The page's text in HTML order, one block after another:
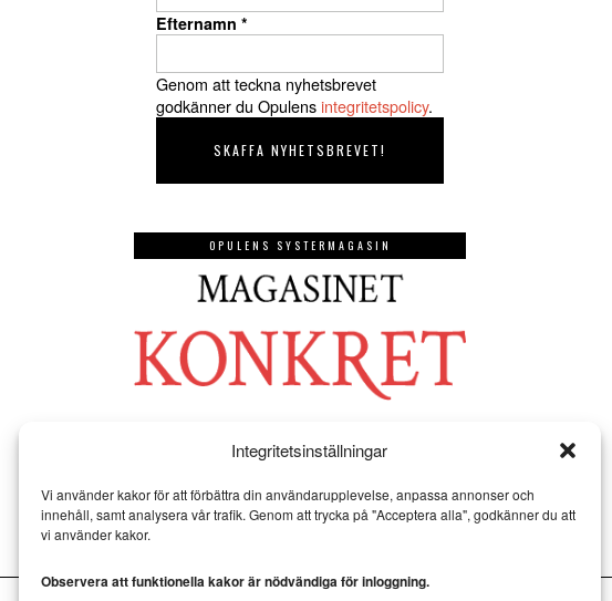
Integritetsinställningar
Vi använder kakor för att förbättra din användarupplevelse, anpassa annonser och
innehåll, samt analysera vår trafik. Genom att trycka på "Acceptera alla", godkänner du att
vi använder kakor.
Observera att funktionella kakor är nödvändiga för inloggning.
Efternamn *
Genom att teckna nyhetsbrevet
godkänner du Opulensintegritetspolicy.
OPULENS SYSTERMAGASIN